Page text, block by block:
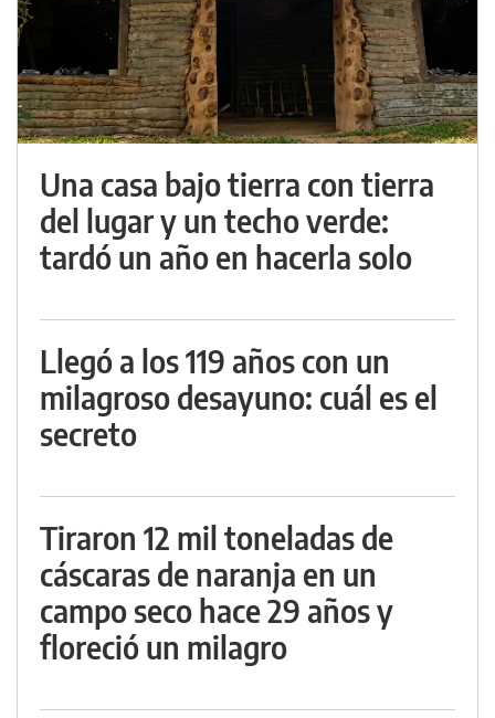
Una casa bajo tierra con tierra
del lugar y un techo verde:
tardó un año en hacerla solo
Llegó a los 119 años con un
milagroso desayuno: cuál es el
secreto
Tiraron 12 mil toneladas de
cáscaras de naranja en un
campo seco hace 29 años y
floreció un milagro